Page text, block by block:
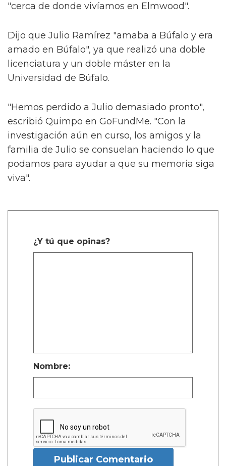
"cerca de donde vivíamos en Elmwood".
Dijo que Julio Ramírez "amaba a Búfalo y era
amado en Búfalo", ya que realizó una doble
licenciatura y un doble máster en la
Universidad de Búfalo.
"Hemos perdido a Julio demasiado pronto",
escribió Quimpo en GoFundMe. "Con la
investigación aún en curso, los amigos y la
familia de Julio se consuelan haciendo lo que
podamos para ayudar a que su memoria siga
viva".
¿Y tú que opinas?
Nombre:
Publicar Comentario